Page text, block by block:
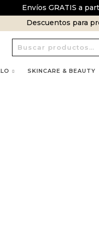
Envíos GRATIS a
Descuentos para
Buscar
por:
SKINCARE & BEAUTY